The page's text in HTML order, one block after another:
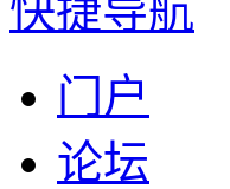
快捷导航
门户
论坛